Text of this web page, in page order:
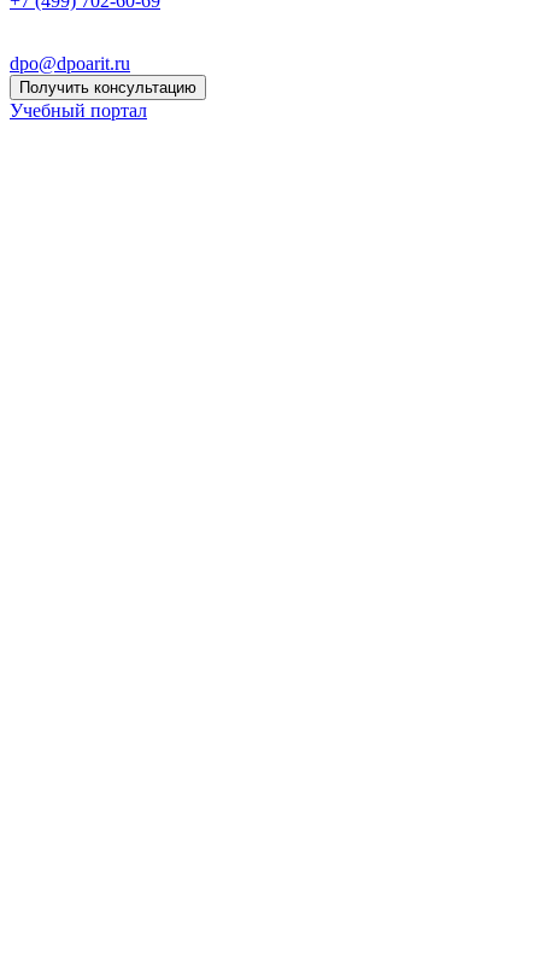
dpo@dpoarit.ru
Получить консультацию
Учебный портал